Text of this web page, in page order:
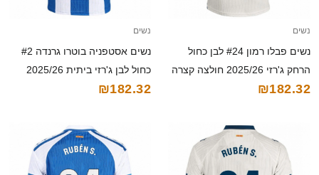
נשים
נשים פבלו רמון #24 לבן כחול
הרחק ג'רזי 2025/26 חולצה קצרה
₪182.32
נשים
נשים אסטפניה בוטרו גרנדה #2
כחול לבן ג'רזי ביתית 2025/26
חולצה קצרה
₪182.32